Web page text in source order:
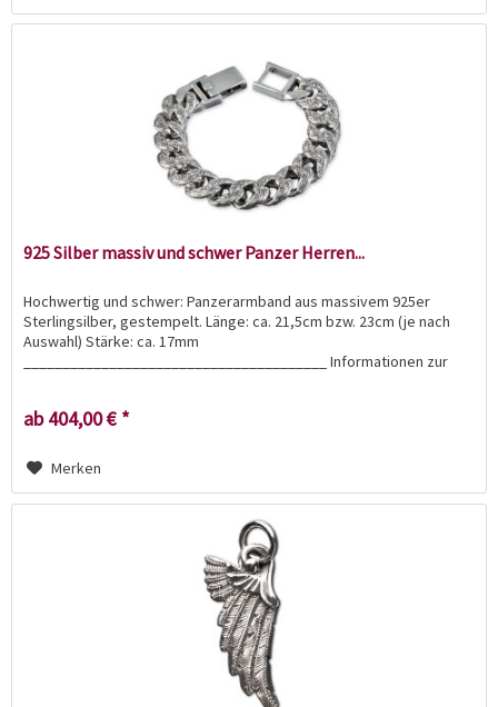
925 Silber massiv und schwer Panzer Herren...
Hochwertig und schwer: Panzerarmband aus massivem 925er
Sterlingsilber, gestempelt. Länge: ca. 21,5cm bzw. 23cm (je nach
Auswahl) Stärke: ca. 17mm
_______________________________________ Informationen zur
ab 404,00 € *
Merken